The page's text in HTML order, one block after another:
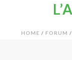
HOME / FORUM /